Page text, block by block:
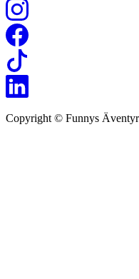
Copyright © Funnys